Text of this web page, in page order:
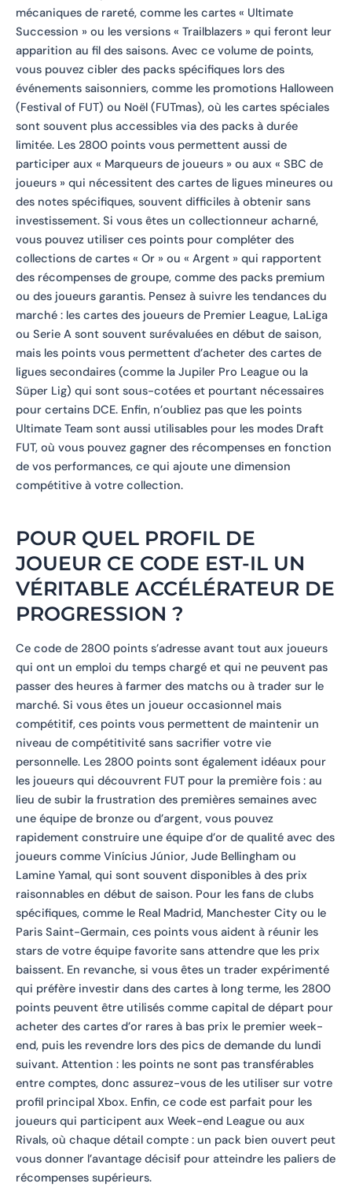
mécaniques de rareté, comme les cartes « Ultimate
Succession » ou les versions « Trailblazers » qui feront leur
apparition au fil des saisons. Avec ce volume de points,
vous pouvez cibler des packs spécifiques lors des
événements saisonniers, comme les promotions Halloween
(Festival of FUT) ou Noël (FUTmas), où les cartes spéciales
sont souvent plus accessibles via des packs à durée
limitée. Les 2800 points vous permettent aussi de
participer aux « Marqueurs de joueurs » ou aux « SBC de
joueurs » qui nécessitent des cartes de ligues mineures ou
des notes spécifiques, souvent difficiles à obtenir sans
investissement. Si vous êtes un collectionneur acharné,
vous pouvez utiliser ces points pour compléter des
collections de cartes « Or » ou « Argent » qui rapportent
des récompenses de groupe, comme des packs premium
ou des joueurs garantis. Pensez à suivre les tendances du
marché : les cartes des joueurs de Premier League, LaLiga
ou Serie A sont souvent surévaluées en début de saison,
mais les points vous permettent d’acheter des cartes de
ligues secondaires (comme la Jupiler Pro League ou la
Süper Lig) qui sont sous-cotées et pourtant nécessaires
pour certains DCE. Enfin, n’oubliez pas que les points
Ultimate Team sont aussi utilisables pour les modes Draft
FUT, où vous pouvez gagner des récompenses en fonction
de vos performances, ce qui ajoute une dimension
compétitive à votre collection.
POUR QUEL PROFIL DE
JOUEUR CE CODE EST-IL UN
VÉRITABLE ACCÉLÉRATEUR DE
PROGRESSION ?
Ce code de 2800 points s’adresse avant tout aux joueurs
qui ont un emploi du temps chargé et qui ne peuvent pas
passer des heures à farmer des matchs ou à trader sur le
marché. Si vous êtes un joueur occasionnel mais
compétitif, ces points vous permettent de maintenir un
niveau de compétitivité sans sacrifier votre vie
personnelle. Les 2800 points sont également idéaux pour
les joueurs qui découvrent FUT pour la première fois : au
lieu de subir la frustration des premières semaines avec
une équipe de bronze ou d’argent, vous pouvez
rapidement construire une équipe d’or de qualité avec des
joueurs comme Vinícius Júnior, Jude Bellingham ou
Lamine Yamal, qui sont souvent disponibles à des prix
raisonnables en début de saison. Pour les fans de clubs
spécifiques, comme le Real Madrid, Manchester City ou le
Paris Saint-Germain, ces points vous aident à réunir les
stars de votre équipe favorite sans attendre que les prix
baissent. En revanche, si vous êtes un trader expérimenté
qui préfère investir dans des cartes à long terme, les 2800
points peuvent être utilisés comme capital de départ pour
acheter des cartes d’or rares à bas prix le premier week-
end, puis les revendre lors des pics de demande du lundi
suivant. Attention : les points ne sont pas transférables
entre comptes, donc assurez-vous de les utiliser sur votre
profil principal Xbox. Enfin, ce code est parfait pour les
joueurs qui participent aux Week-end League ou aux
Rivals, où chaque détail compte : un pack bien ouvert peut
vous donner l’avantage décisif pour atteindre les paliers de
récompenses supérieurs.